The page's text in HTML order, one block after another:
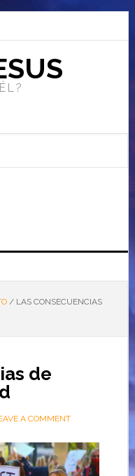
/LAS CONSECUENCIAS
de
A COMMENT